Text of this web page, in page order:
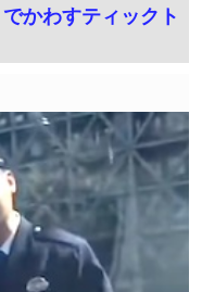
かわすティックト